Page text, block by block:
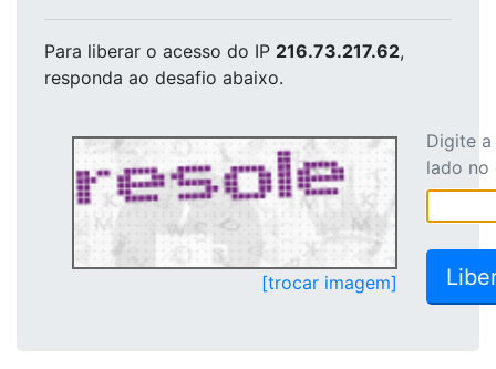
Para liberar o acesso do IP 216.73.217.62,
responda ao desafio abaixo.
[trocar imagem]
Digite
lado no